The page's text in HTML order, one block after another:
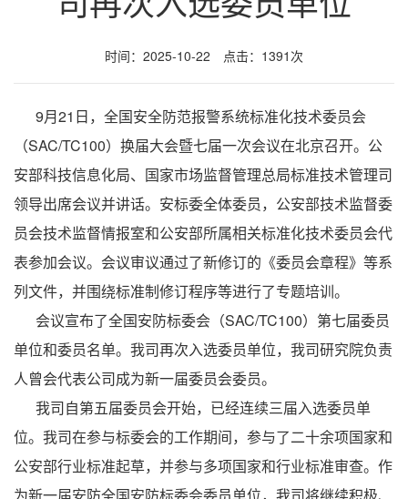
时间：2025-10-22 点击：1391次
9月21日，全国安全防范报警系统标准化技术委员会
（SAC/TC100）换届大会暨七届一次会议在北京召开。公
安部科技信息化局、国家市场监督管理总局标准技术管理司
领导出席会议并讲话。安标委全体委员，公安部技术监督委
员会技术监督情报室和公安部所属相关标准化技术委员会代
表参加会议。会议审议通过了新修订的《委员会章程》等系
列文件，并围绕标准制修订程序等进行了专题培训。
会议宣布了全国安防标委会（SAC/TC100）第七届委员
单位和委员名单。我司再次入选委员单位，我司研究院负责
人曾会代表公司成为新一届委员会委员。
我司自第五届委员会开始，已经连续三届入选委员单
位。我司在参与标委会的工作期间，参与了二十余项国家和
公安部行业标准起草，并参与多项国家和行业标准审查。作